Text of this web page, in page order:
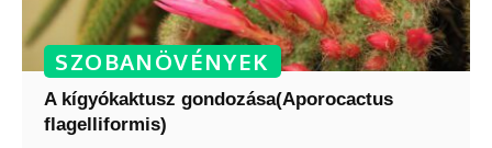
SZOBANÖVÉNYEK
A kígyókaktusz gondozása(Aporocactus
flagelliformis)